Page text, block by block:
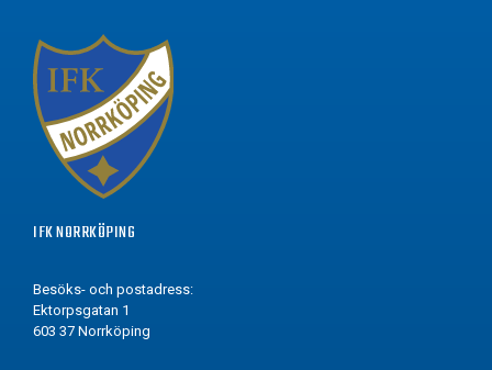
IFK NORRKÖPING
Besöks- och postadress:
Ektorpsgatan 1
603 37 Norrköping